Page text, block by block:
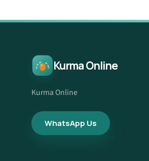
Kurma Online
Kurma Online
WhatsApp Us